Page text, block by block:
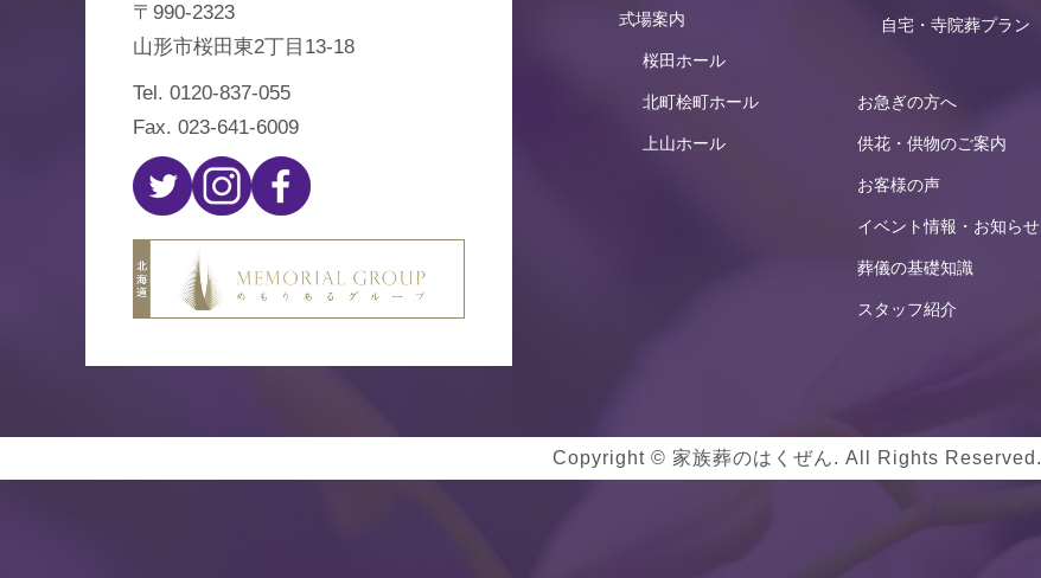
〒990-2323
山形市桜田東2丁目13-18
Tel. 0120-837-055
Fax. 023-641-6009
式場案内
桜田ホール
北町桧町ホール
上山ホール
自宅・寺院葬プラン
お急ぎの方へ
供花・供物のご案内
お客様の声
イベント情報・お知らせ
葬儀の基礎知識
スタッフ紹介
Copyright © 家族葬のはくぜん. All Rights Reserved.